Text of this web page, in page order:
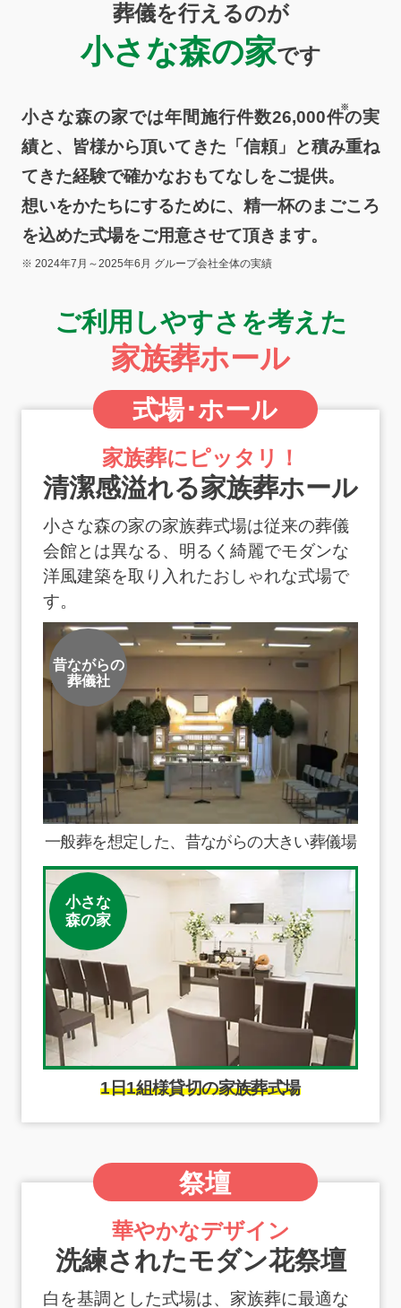
葬儀を行えるのが
小さな森の家です
小さな森の家では年間施行件数26,000件の実
績と、皆様から頂いてきた「信頼」と積み重ね
てきた経験で確かなおもてなしをご提供。
想いをかたちにするために、精一杯のまごころ
を込めた式場をご用意させて頂きます。
※ 2024年7月～2025年6月 グループ会社全体の実績
ご利用しやすさを考えた
家族葬ホール
式場･ホール
家族葬にピッタリ！
清潔感溢れる家族葬ホール
小さな森の家の家族葬式場は従来の葬儀
会館とは異なる、 明るく綺麗でモダンな
洋風建築を取り入れたおしゃれな式場で
す。
昔ながらの
葬儀社
一般葬を想定した、昔ながらの大きい葬儀場
小さな
森の家
1日1組様貸切の家族葬式場
祭壇
華やかなデザイン
洗練されたモダン花祭壇
白を基調とした式場は、家族葬に最適な